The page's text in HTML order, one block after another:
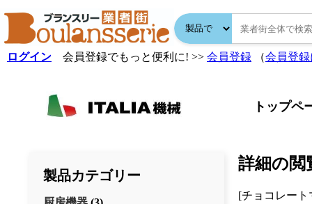
ログイン 会員登録でもっと便利に! >> 会員登録 （会員登
トップペ
製品カテゴリー
詳細の閲
[チョコレート